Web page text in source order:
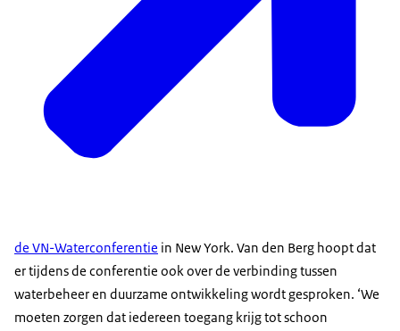
de VN-Waterconferentie in New York. Van den Berg hoopt dat
er tijdens de conferentie ook over de verbinding tussen
waterbeheer en duurzame ontwikkeling wordt gesproken. ‘We
moeten zorgen dat iedereen toegang krijg tot schoon